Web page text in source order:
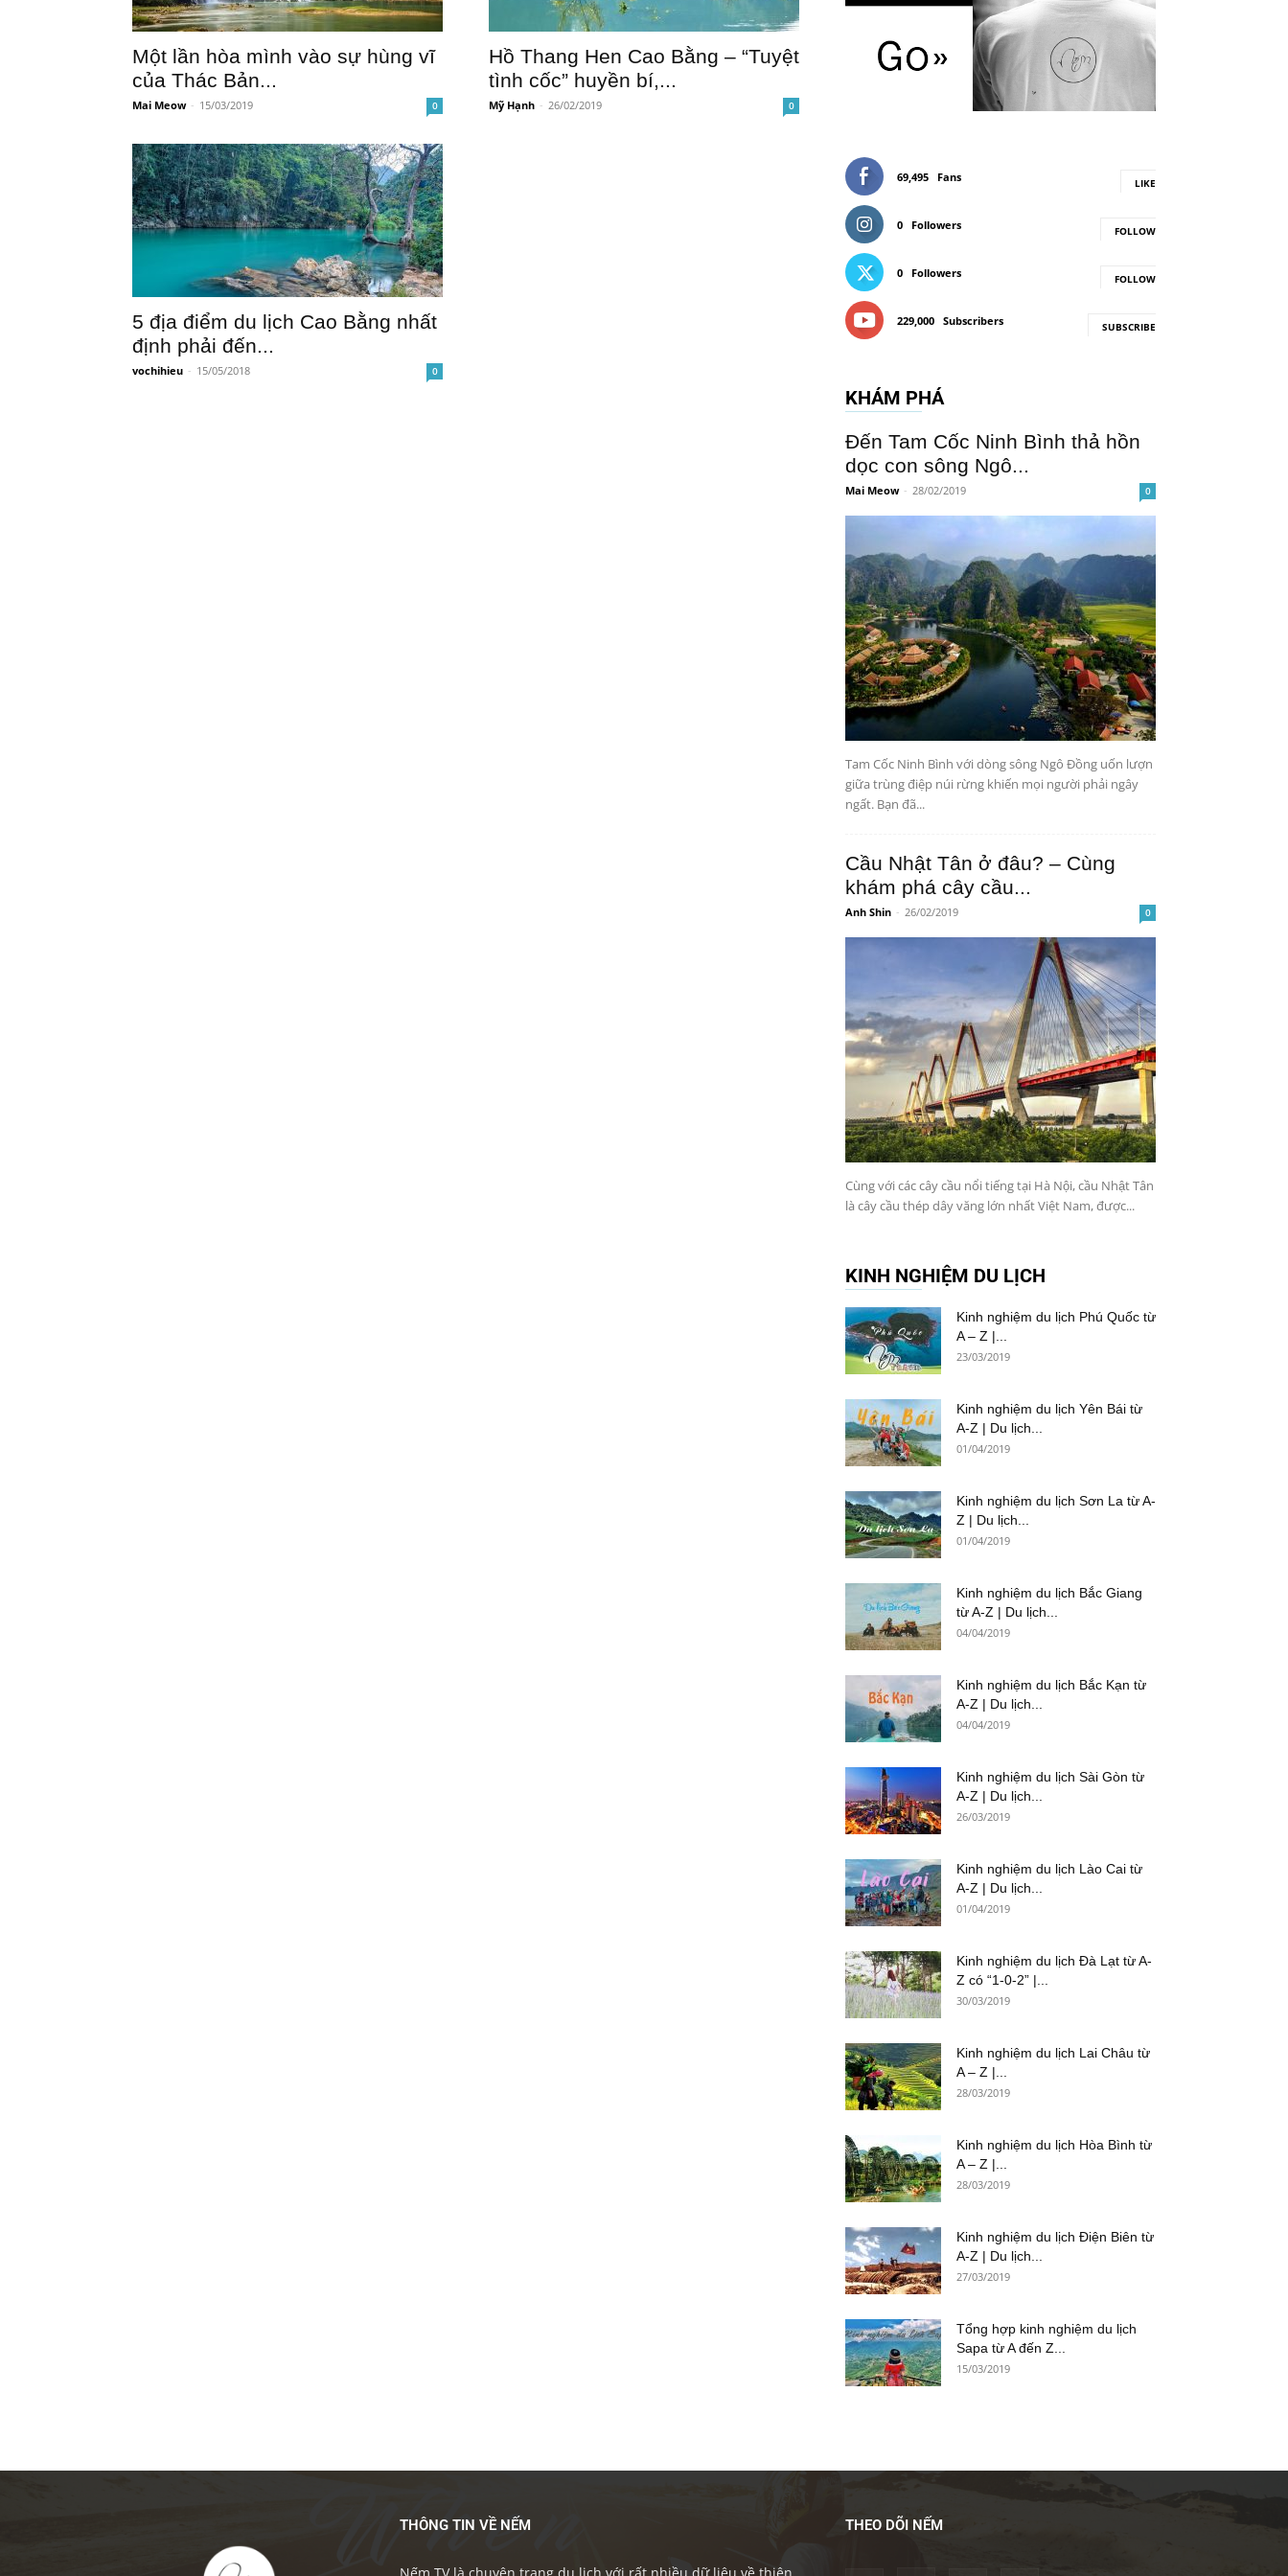
Một lần hòa mình vào sự hùng vĩ
của Thác Bản...
Mai Meow - 15/03/2019 0
Hồ Thang Hen Cao Bằng – “Tuyệt
tình cốc” huyền bí,...
Mỹ Hạnh - 26/02/2019 0
5 địa điểm du lịch Cao Bằng nhất
định phải đến...
vochihieu - 15/05/2018 0
69,495 Fans LIKE
0 Followers FOLLOW
0 Followers FOLLOW
229,000 Subscribers SUBSCRIBE
KHÁM PHÁ
Đến Tam Cốc Ninh Bình thả hồn
dọc con sông Ngô...
Mai Meow - 28/02/2019 0
Tam Cốc Ninh Bình với dòng sông Ngô Đồng uốn lượn
giữa trùng điệp núi rừng khiến mọi người phải ngây
ngất. Bạn đã...
Cầu Nhật Tân ở đâu? – Cùng
khám phá cây cầu...
Anh Shin - 26/02/2019 0
Cùng với các cây cầu nổi tiếng tại Hà Nội, cầu Nhật Tân
là cây cầu thép dây văng lớn nhất Việt Nam, được...
KINH NGHIỆM DU LỊCH
Kinh nghiệm du lịch Phú Quốc từ
A – Z |...
23/03/2019
Kinh nghiệm du lịch Yên Bái từ
A-Z | Du lịch...
01/04/2019
Kinh nghiệm du lịch Sơn La từ A-
Z | Du lịch...
01/04/2019
Kinh nghiệm du lịch Bắc Giang
từ A-Z | Du lịch...
04/04/2019
Kinh nghiệm du lịch Bắc Kạn từ
A-Z | Du lịch...
04/04/2019
Kinh nghiệm du lịch Sài Gòn từ
A-Z | Du lịch...
26/03/2019
Kinh nghiệm du lịch Lào Cai từ
A-Z | Du lịch...
01/04/2019
Kinh nghiệm du lịch Đà Lạt từ A-
Z có “1-0-2” |...
30/03/2019
Kinh nghiệm du lịch Lai Châu từ
A – Z |...
28/03/2019
Kinh nghiệm du lịch Hòa Bình từ
A – Z |...
28/03/2019
Kinh nghiệm du lịch Điện Biên từ
A-Z | Du lịch...
27/03/2019
Tổng hợp kinh nghiệm du lịch
Sapa từ A đến Z...
15/03/2019
THÔNG TIN VỀ NẾM THEO DÕI NẾM